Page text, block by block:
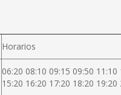
Horarios
06:20 08:10 09:15 09:50 11:10
15:20 16:20 17:20 18:20 19:20